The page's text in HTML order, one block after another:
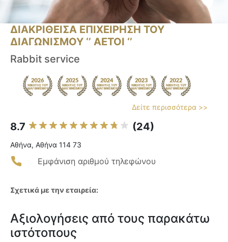
ΔΙΑΚΡΙΘΕΙΣΑ ΕΠΙΧΕΙΡΗΣΗ ΤΟΥ
ΔΙΑΓΩΝΙΣΜΟΥ ‘’ ΑΕΤΟΙ ‘’
Rabbit service
Δείτε περισσότερα >>
8.7 (24)
Αθήνα, Αθήνα 114 73
Εμφάνιση αριθμού τηλεφώνου
Σχετικά με την εταιρεία:
Αξιολογήσεις από τους παρακάτω
ιστότοπους